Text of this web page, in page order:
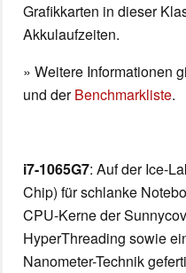
Grafikkarten in dieser
Akkulaufzeiten.
» Weitere Informationen
und derBenchmarkliste.
i7-1065G7: Auf der Ice-
Chip) für schlanke
CPU-Kerne der
HyperThreading sowie
Nanometer-Technik